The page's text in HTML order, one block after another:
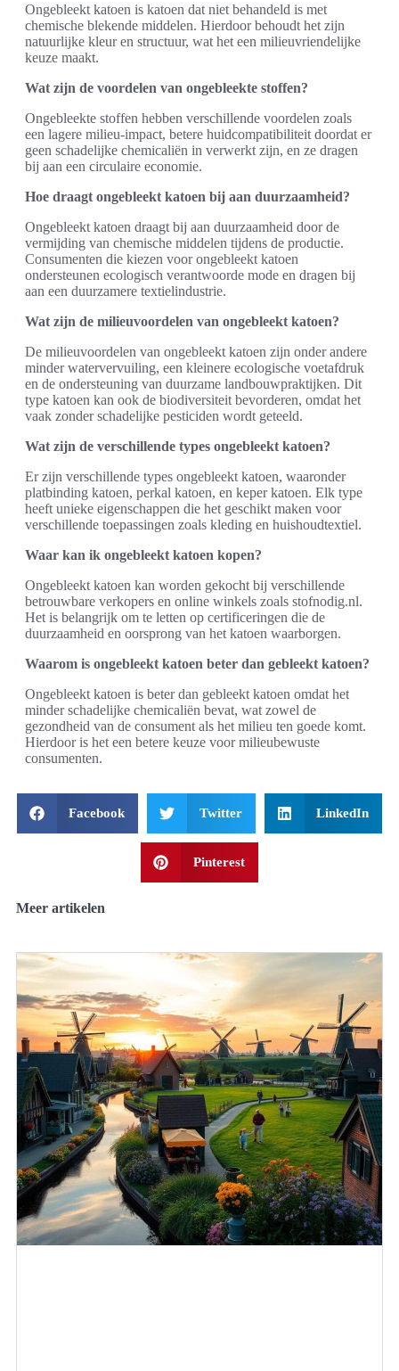
Ongebleekt katoen is katoen dat niet behandeld is met
chemische blekende middelen. Hierdoor behoudt het zijn
natuurlijke kleur en structuur, wat het een milieuvriendelijke
keuze maakt.
Wat zijn de voordelen van ongebleekte stoffen?
Ongebleekte stoffen hebben verschillende voordelen zoals
een lagere milieu-impact, betere huidcompatibiliteit doordat er
geen schadelijke chemicaliën in verwerkt zijn, en ze dragen
bij aan een circulaire economie.
Hoe draagt ongebleekt katoen bij aan duurzaamheid?
Ongebleekt katoen draagt bij aan duurzaamheid door de
vermijding van chemische middelen tijdens de productie.
Consumenten die kiezen voor ongebleekt katoen
ondersteunen ecologisch verantwoorde mode en dragen bij
aan een duurzamere textielindustrie.
Wat zijn de milieuvoordelen van ongebleekt katoen?
De milieuvoordelen van ongebleekt katoen zijn onder andere
minder watervervuiling, een kleinere ecologische voetafdruk
en de ondersteuning van duurzame landbouwpraktijken. Dit
type katoen kan ook de biodiversiteit bevorderen, omdat het
vaak zonder schadelijke pesticiden wordt geteeld.
Wat zijn de verschillende types ongebleekt katoen?
Er zijn verschillende types ongebleekt katoen, waaronder
platbinding katoen, perkal katoen, en keper katoen. Elk type
heeft unieke eigenschappen die het geschikt maken voor
verschillende toepassingen zoals kleding en huishoudtextiel.
Waar kan ik ongebleekt katoen kopen?
Ongebleekt katoen kan worden gekocht bij verschillende
betrouwbare verkopers en online winkels zoals stofnodig.nl.
Het is belangrijk om te letten op certificeringen die de
duurzaamheid en oorsprong van het katoen waarborgen.
Waarom is ongebleekt katoen beter dan gebleekt katoen?
Ongebleekt katoen is beter dan gebleekt katoen omdat het
minder schadelijke chemicaliën bevat, wat zowel de
gezondheid van de consument als het milieu ten goede komt.
Hierdoor is het een betere keuze voor milieubewuste
consumenten.
Facebook Twitter LinkedIn
Pinterest
Meer artikelen